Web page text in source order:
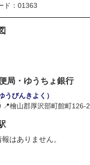
ド：01363
局・ゆうちょ銀行
うびんきよく）
檜山郡厚沢部町館町126-2
はありません。